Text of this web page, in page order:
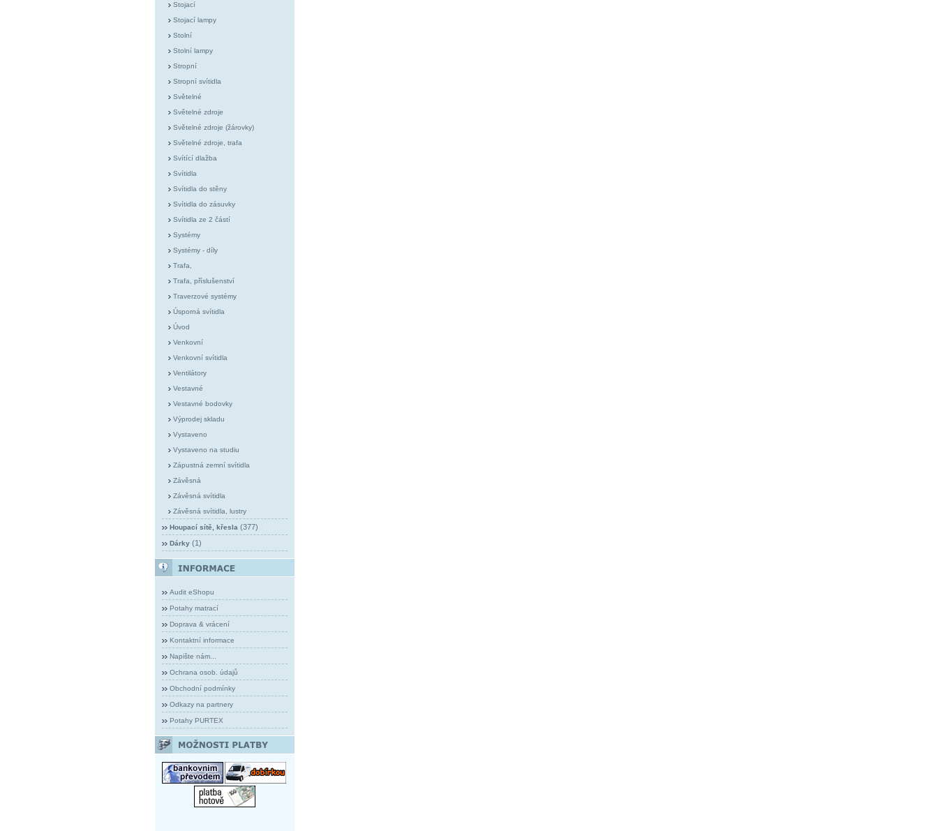
Stojací
Stojací lampy
Stolní
Stolní lampy
Stropní
Stropní svítidla
Světelné
Světelné zdroje
Světelné zdroje (žárovky)
Světelné zdroje, trafa
Svítící dlažba
Svítidla
Svítidla do stěny
Svítidla do zásuvky
Svítidla ze 2 částí
Systémy
Systémy - díly
Trafa,
Trafa, příslušenství
Traverzové systémy
Úsporná svítidla
Úvod
Venkovní
Venkovní svítidla
Ventilátory
Vestavné
Vestavné bodovky
Výprodej skladu
Vystaveno
Vystaveno na studiu
Zápustná zemní svítidla
Závěsná
Závěsná svítidla
Závěsná svítidla, lustry
Houpací sítě, křesla (377)
Dárky(1)
Audit eShopu
Potahy matrací
Doprava & vrácení
Kontaktní informace
Napište nám...
Ochrana osob. údajů
Obchodní podmínky
Odkazy na partnery
Potahy PURTEX